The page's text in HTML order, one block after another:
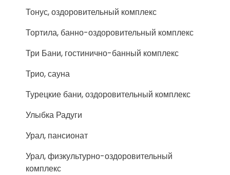
Тонус, оздоровительный комплекс
Тортила, банно-оздоровительный комплекс
Три Бани, гостинично-банный комплекс
Трио, сауна
Турецкие бани, оздоровительный комплекс
Улыбка Радуги
Урал, пансионат
Урал, физкультурно-оздоровительный
комплекс